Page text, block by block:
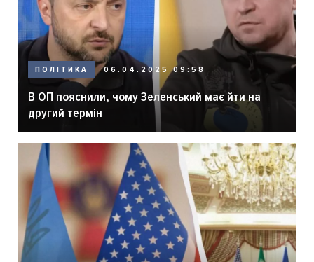
ПОЛІТИКА 06.04.2025 09:58
В ОП пояснили, чому Зеленський має йти на
другий термін